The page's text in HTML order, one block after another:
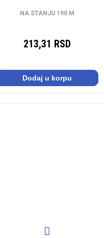
NA STANJU 190 M
213,31 RSD
Dodaj u korpu